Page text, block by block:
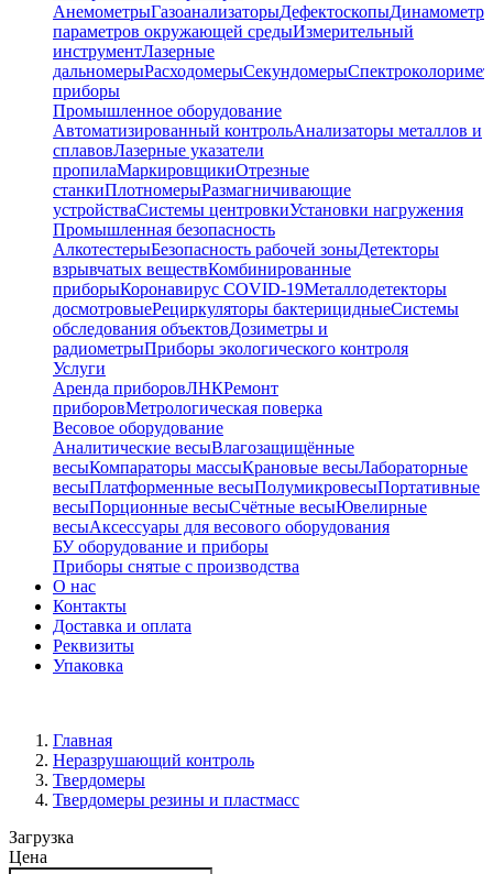
АнемометрыГазоанализаторыДефектоскопы
параметров окружающей средыИзмерительный
инструментЛазерные
дальномерыРасходомерыСекундомеры
приборы
Промышленное оборудование
Автоматизированный контрольАнализаторы металлов и
сплавовЛазерные указатели
пропилаМаркировщикиОтрезные
станкиПлотномерыРазмагничивающие
устройстваСистемы центровкиУстановки нагружения
Промышленная безопасность
АлкотестерыБезопасность рабочей зоныДетекторы
взрывчатых веществКомбинированные
приборыКоронавирус COVID-19Металлодетекторы
досмотровыеРециркуляторы бактерицидныеСистемы
обследования объектовДозиметры и
радиометрыПриборы экологического контроля
Услуги
Аренда приборовЛНКРемонт
приборовМетрологическая поверка
Весовое оборудование
Аналитические весыВлагозащищённые
весыКомпараторы массыКрановые весыЛабораторные
весыПлатформенные весыПолумикровесыПортативные
весыПорционные весыСчётные весыЮвелирные
весыАксессуары для весового оборудования
БУ оборудование и приборы
Приборы снятые с производства
О нас
Контакты
Доставка и оплата
Реквизиты
Упаковка
Главная
Неразрушающий контроль
Твердомеры
Твердомеры резины и пластмасс
Загрузка
Цена